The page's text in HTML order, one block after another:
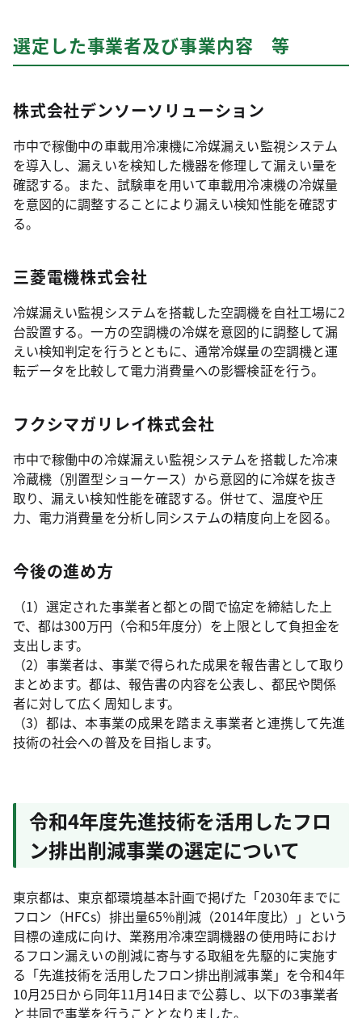
選定した事業者及び事業内容 等
株式会社デンソーソリューション
市中で稼働中の車載用冷凍機に冷媒漏えい監視システム
を導入し、漏えいを検知した機器を修理して漏えい量を
確認する。また、試験車を用いて車載用冷凍機の冷媒量
を意図的に調整することにより漏えい検知性能を確認す
る。
三菱電機株式会社
冷媒漏えい監視システムを搭載した空調機を自社工場に2
台設置する。一方の空調機の冷媒を意図的に調整して漏
えい検知判定を行うとともに、通常冷媒量の空調機と運
転データを比較して電力消費量への影響検証を行う。
フクシマガリレイ株式会社
市中で稼働中の冷媒漏えい監視システムを搭載した冷凍
冷蔵機（別置型ショーケース）から意図的に冷媒を抜き
取り、漏えい検知性能を確認する。併せて、温度や圧
力、電力消費量を分析し同システムの精度向上を図る。
今後の進め方
（1）選定された事業者と都との間で協定を締結した上
で、都は300万円（令和5年度分）を上限として負担金を
支出します。
（2）事業者は、事業で得られた成果を報告書として取り
まとめます。都は、報告書の内容を公表し、都民や関係
者に対して広く周知します。
（3）都は、本事業の成果を踏まえ事業者と連携して先進
技術の社会への普及を目指します。
令和4年度先進技術を活用したフロ
ン排出削減事業の選定について
東京都は、東京都環境基本計画で掲げた「2030年までに
フロン（HFCs）排出量65％削減（2014年度比）」という
目標の達成に向け、業務用冷凍空調機器の使用時におけ
るフロン漏えいの削減に寄与する取組を先駆的に実施す
る「先進技術を活用したフロン排出削減事業」を令和4年
10月25日から同年11月14日まで公募し、以下の3事業者
と共同で事業を行うこととなりました。